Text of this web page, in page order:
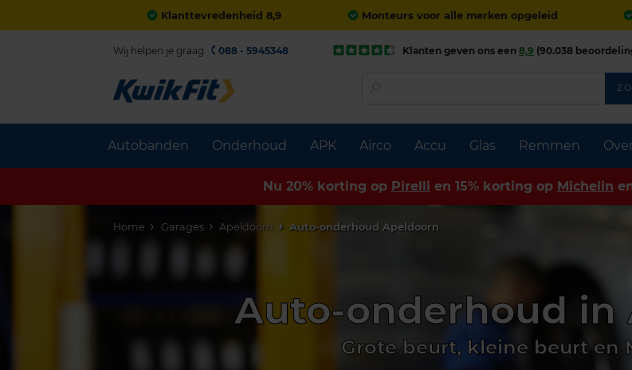
Klanttevredenheid 8,9 Monteurs voor alle merken opgeleid
Autobanden Onderhoud APK Airco Accu Glas Remmen
Wij helpen je graag. 088 - 5945348 Klanten geven ons een 8,9 (90.038
Nu 20% korting op Pirelli en 15% korting op Michelin
Home Garages Apeldoorn Auto-onderhoud Apeldoorn
Auto-onderhoud in
Grote beurt, kleine beurt en